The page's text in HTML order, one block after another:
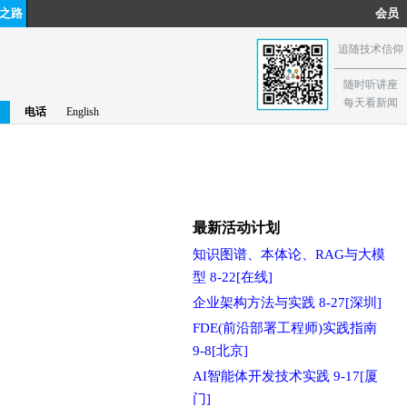
路 会员
电话 English
追随技术信仰
随时听讲座
每天看新闻
最新活动计划
知识图谱、本体论、RAG与大模
型 8-22[在线]
企业架构方法与实践 8-27[深圳]
FDE(前沿部署工程师)实践指南
9-8[北京]
AI智能体开发技术实践 9-17[厦
门]